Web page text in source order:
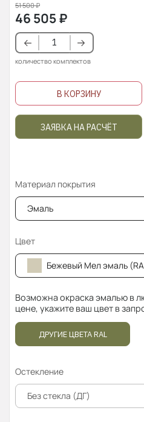
51 500₽
46 505₽
количество комплектов
В КОРЗИНУ
ЗАЯВКА НА РАСЧЁТ
Материал покрытия
Эмаль
Цвет
Бежевый Мел эмаль
Возможна окраска эмалью в
цене, укажите ваш цвет в
ДРУГИЕ ЦВЕТА RAL
Остекление
Без стекла (ДГ)